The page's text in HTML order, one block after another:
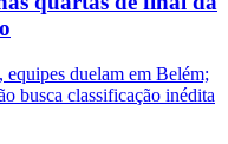
duelam em Belém;
busca classificação inédita